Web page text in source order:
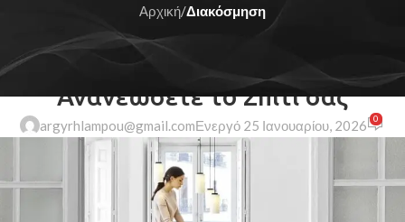
Αρχική/Διακόσμηση
Ανανεώσετε το Σπίτι σας
argyrhlampou@gmail.comΕνεργό 25 Ιανουαρίου, 2026 0